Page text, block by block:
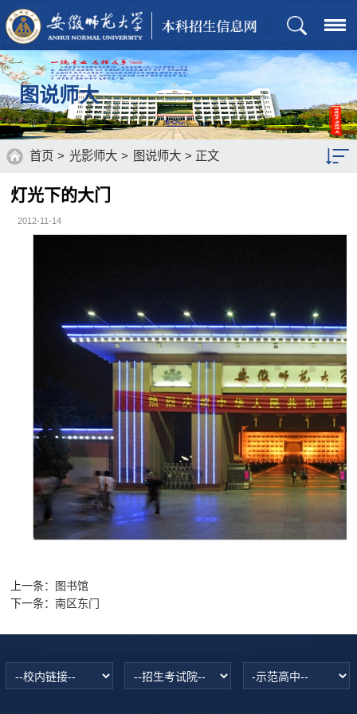
图说师大
首页 > 光影师大 > 图说师大 > 正文
视听师大
灯光下的大门
2012-11-14
上一条： 图书馆
下一条：南区东门